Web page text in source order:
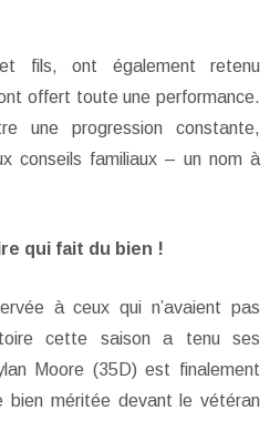
fils, ont également retenu
offert toute une performance.
une progression constante,
conseils familiaux – un nom à
qui fait du bien !
à ceux qui n’avaient pas
cette saison a tenu ses
Moore (35D) est finalement
bien méritée devant le vétéran